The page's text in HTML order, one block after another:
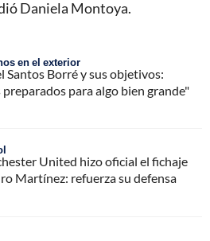
Daniela Montoya.
en el exterior
Santos Borré y sus objetivos:
preparados para algo bien grande"
United hizo oficial el fichaje
Martínez: refuerza su defensa